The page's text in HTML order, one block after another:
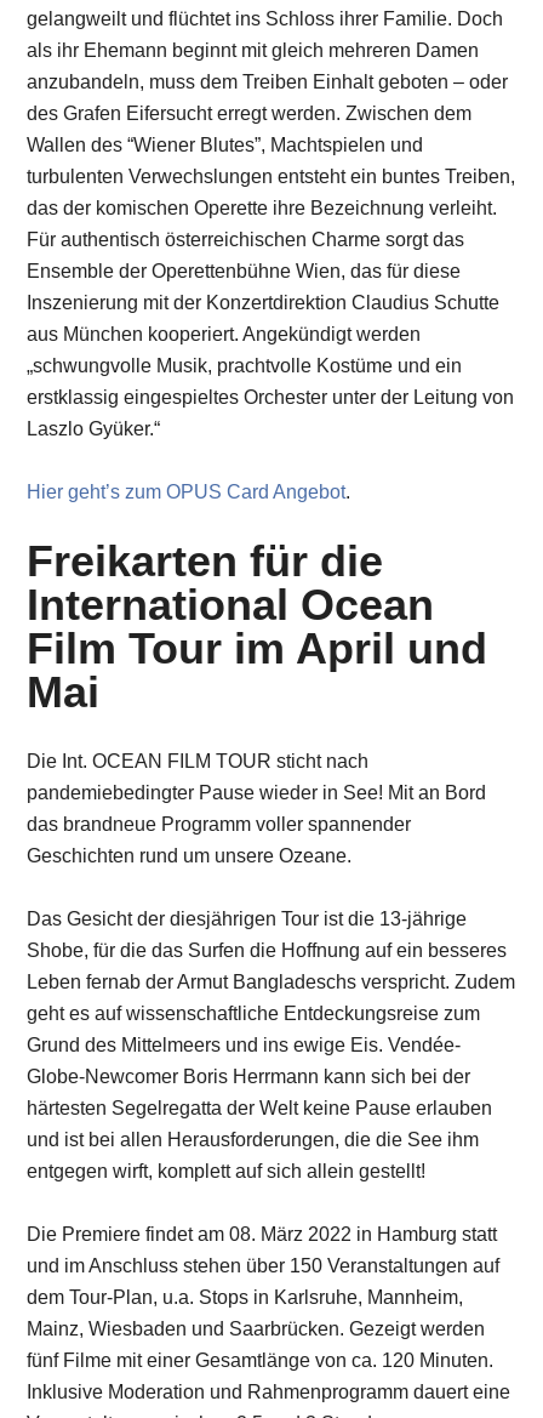
gelangweilt und flüchtet ins Schloss ihrer Familie. Doch
als ihr Ehemann beginnt mit gleich mehreren Damen
anzubandeln, muss dem Treiben Einhalt geboten – oder
des Grafen Eifersucht erregt werden. Zwischen dem
Wallen des “Wiener Blutes”, Machtspielen und
turbulenten Verwechslungen entsteht ein buntes Treiben,
das der komischen Operette ihre Bezeichnung verleiht.
Für authentisch österreichischen Charme sorgt das
Ensemble der Operettenbühne Wien, das für diese
Inszenierung mit der Konzertdirektion Claudius Schutte
aus München kooperiert. Angekündigt werden
„schwungvolle Musik, prachtvolle Kostüme und ein
erstklassig eingespieltes Orchester unter der Leitung von
Laszlo Gyüker.“
Hier geht’s zum OPUS Card Angebot.
Freikarten für die
International Ocean
Film Tour im April und
Mai
Die Int. OCEAN FILM TOUR sticht nach
pandemiebedingter Pause wieder in See! Mit an Bord
das brandneue Programm voller spannender
Geschichten rund um unsere Ozeane.
Das Gesicht der diesjährigen Tour ist die 13-jährige
Shobe, für die das Surfen die Hoffnung auf ein besseres
Leben fernab der Armut Bangladeschs verspricht. Zudem
geht es auf wissenschaftliche Entdeckungsreise zum
Grund des Mittelmeers und ins ewige Eis. Vendée-
Globe-Newcomer Boris Herrmann kann sich bei der
härtesten Segelregatta der Welt keine Pause erlauben
und ist bei allen Herausforderungen, die die See ihm
entgegen wirft, komplett auf sich allein gestellt!
Die Premiere findet am 08. März 2022 in Hamburg statt
und im Anschluss stehen über 150 Veranstaltungen auf
dem Tour-Plan, u.a. Stops in Karlsruhe, Mannheim,
Mainz, Wiesbaden und Saarbrücken. Gezeigt werden
fünf Filme mit einer Gesamtlänge von ca. 120 Minuten.
Inklusive Moderation und Rahmenprogramm dauert eine